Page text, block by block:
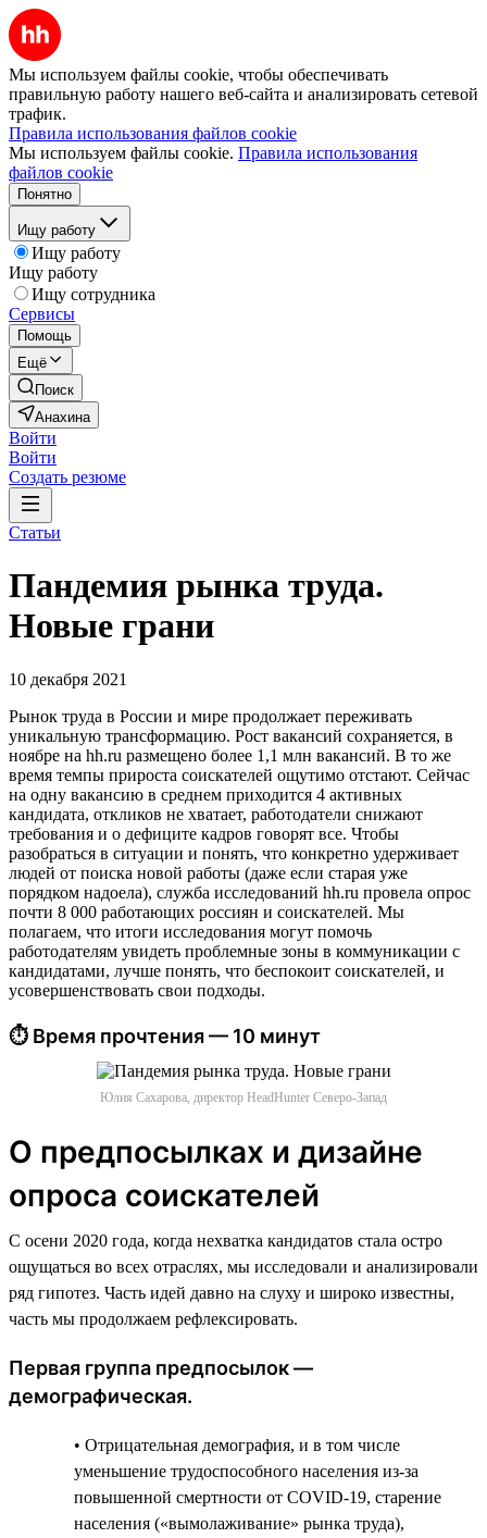
Мы используем файлы cookie, чтобы обеспечивать
правильную работу нашего веб-сайта и анализировать сетевой
трафик.
Правила использования файлов cookie
Мы используем файлы cookie. Правила использования
файлов cookie
Понятно
Ищу работу
Ищу работу
Ищу работу
Ищу сотрудника
Сервисы
Помощь
Ещё
Поиск
Анахина
Войти
Войти
Создать резюме
Статьи
Пандемия рынка труда.
Новые грани
10 декабря 2021
Рынок труда в России и мире продолжает переживать
уникальную трансформацию. Рост вакансий сохраняется, в
ноябре на hh.ru размещено более 1,1 млн вакансий. В то же
время темпы прироста соискателей ощутимо отстают. Сейчас
на одну вакансию в среднем приходится 4 активных
кандидата, откликов не хватает, работодатели снижают
требования и о дефиците кадров говорят все. Чтобы
разобраться в ситуации и понять, что конкретно удерживает
людей от поиска новой работы (даже если старая уже
порядком надоела), служба исследований hh.ru провела опрос
почти 8 000 работающих россиян и соискателей. Мы
полагаем, что итоги исследования могут помочь
работодателям увидеть проблемные зоны в коммуникации с
кандидатами, лучше понять, что беспокоит соискателей, и
усовершенствовать свои подходы.
⏱ Время прочтения — 10 минут
Юлия Сахарова, директор HeadHunter Северо-Запад
О предпосылках и дизайне
опроса соискателей
С осени 2020 года, когда нехватка кандидатов стала остро
ощущаться во всех отраслях, мы исследовали и анализировали
ряд гипотез. Часть идей давно на слуху и широко известны,
часть мы продолжаем рефлексировать.
Первая группа предпосылок —
демографическая.
• Отрицательная демография, и в том числе
уменьшение трудоспособного населения из-за
повышенной смертности от COVID-19, старение
населения («вымолаживание» рынка труда),